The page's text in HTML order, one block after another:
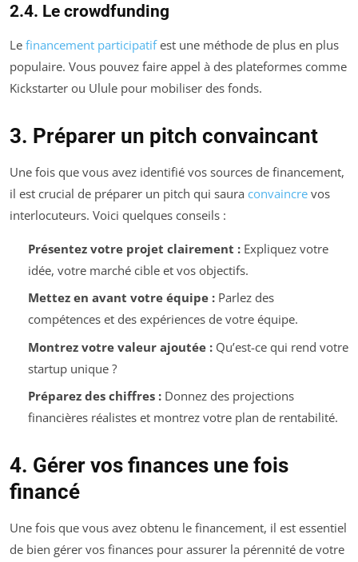
2.4. Le crowdfunding
Le financement participatifest une méthode de plus en plus
populaire. Vous pouvez faire appel à des plateformes comme
Kickstarter ou Ulule pour mobiliser des fonds.
3. Préparer un pitch convaincant
Une fois que vous avez identifié vos sources de financement,
il est crucial de préparer un pitch qui saura convaincre vos
interlocuteurs. Voici quelques conseils :
Présentez votre projet clairement :Expliquez votre
idée, votre marché cible et vos objectifs.
Mettez en avant votre équipe :Parlez des
compétences et des expériences de votre équipe.
Montrez votre valeur ajoutée :Qu’est-ce qui rend votre
startup unique ?
Préparez des chiffres :Donnez des projections
financières réalistes et montrez votre plan de rentabilité.
4. Gérer vos finances une fois
financé
Une fois que vous avez obtenu le financement, il est essentiel
de bien gérer vos finances pour assurer la pérennité de votre